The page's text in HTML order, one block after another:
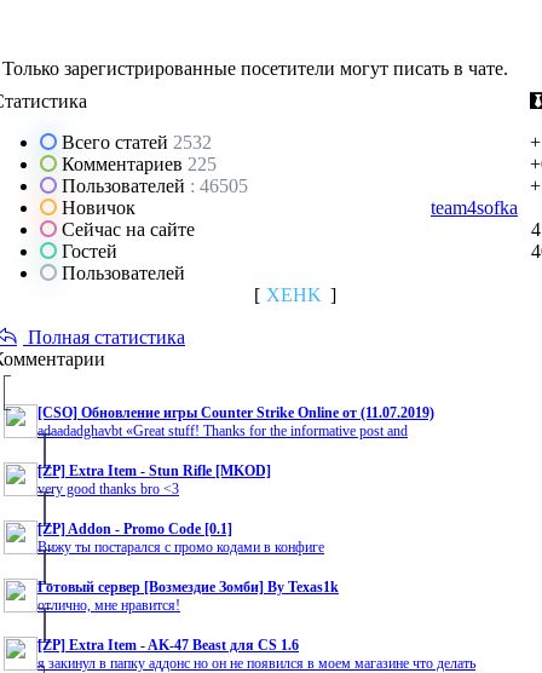
Только зарегистрированные посетители могут писать в чате.
Всего статей 2532
Комментариев 225
Пользователей : 46505
Новичок
team4sofka
Сейчас на сайте
Гостей
Пользователей
[ XEHK ]
Полная статистика
[CSO] Обновление игры Counter Strike Online от (11.07.2019)
adaadadghavbt «Great stuff! Thanks for the informative post and
[ZP] Extra Item - Stun Rifle [MKOD]
very good thanks bro <3
[ZP] Addon - Promo Code [0.1]
Вижу ты постарался с промо кодами в конфиге
Готовый сервер [Возмездие Зомби] By Texas1k
отлично, мне нравится!
[ZP] Extra Item - AK-47 Beast для CS 1.6
я закинул в папку аддонс но он не появился в моем магазине что делать